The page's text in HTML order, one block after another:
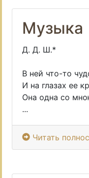
Музыка
Д. Д. Ш.*
В ней что-то
И на глазах ее
Она одна со
...
Читать